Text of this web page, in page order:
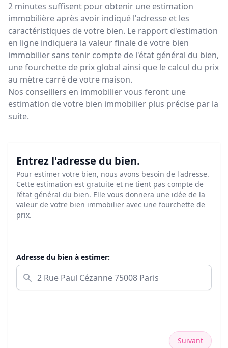
2 minutes suffisent pour obtenir une estimation
immobilière après avoir indiqué l'adresse et les
caractéristiques de votre bien. Le rapport d'estimation
en ligne indiquera la valeur finale de votre bien
immobilier sans tenir compte de l'état général du bien,
une fourchette de prix global ainsi que le calcul du prix
au mètre carré de votre maison.
Nos conseillers en immobilier vous feront une
estimation de votre bien immobilier plus précise par la
suite.
Entrez l'adresse du bien.
Pour estimer votre bien, nous avons besoin de l'adresse.
Cette estimation est gratuite et ne tient pas compte de
l’état général du bien. Elle vous donnera une idée de la
valeur de votre bien immobilier avec une fourchette de
prix.
Adresse du bien à estimer:
Suivant